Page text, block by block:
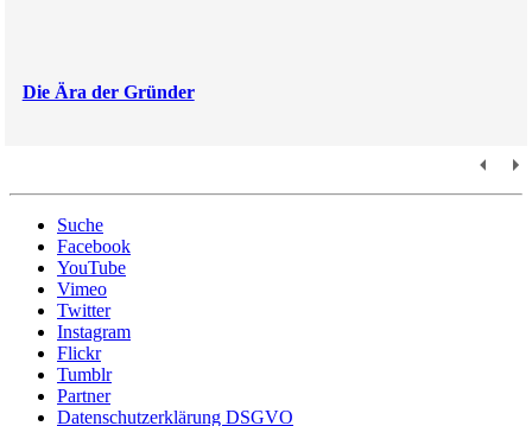
Die Ära der Gründer
Suche
Facebook
YouTube
Vimeo
Twitter
Instagram
Flickr
Tumblr
Partner
Datenschutzerklärung DSGVO